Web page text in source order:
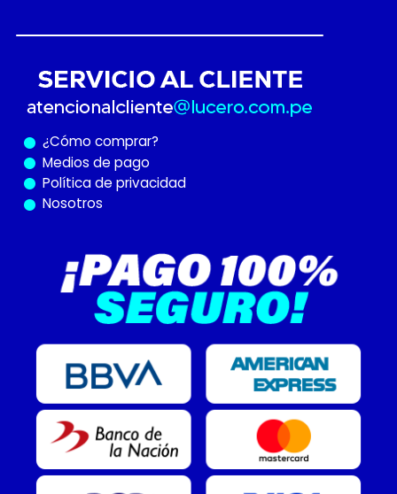
¿Cómo comprar?
Medios de pago
Política de privacidad
Nosotros